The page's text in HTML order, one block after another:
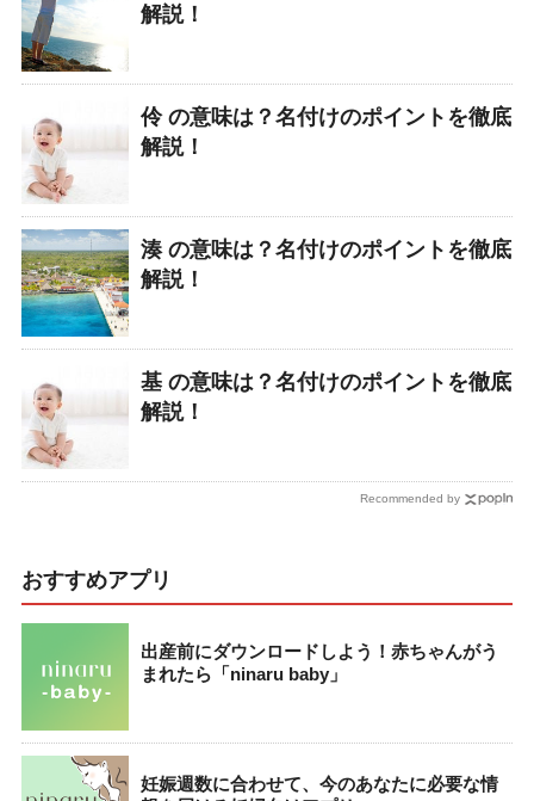
解説！
伶 の意味は？名付けのポイントを徹底
解説！
湊 の意味は？名付けのポイントを徹底
解説！
基 の意味は？名付けのポイントを徹底
解説！
Recommended by
おすすめアプリ
出産前にダウンロードしよう！赤ちゃんがう
まれたら「ninaru baby」
妊娠週数に合わせて、今のあなたに必要な情